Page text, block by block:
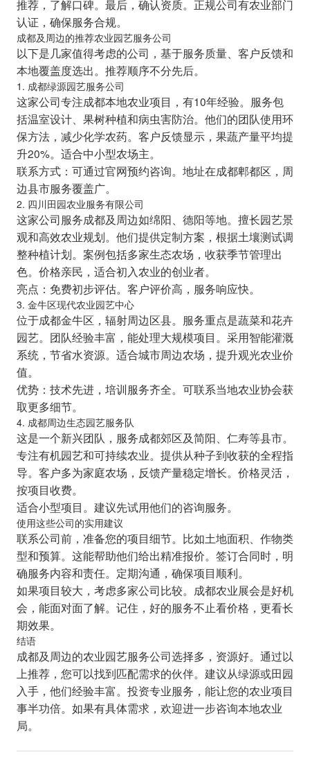
推荐，了解口碑。最后，确认资质。正规公司有农业部门
认证，确保服务合规。
成都及周边的推荐农业园艺服务公司
以下是几家值得考虑的公司，基于服务质量、客户反馈和
本地覆盖度选出。推荐顺序不分先后。
1. 成都绿源园艺服务公司
这家公司专注成都本地农业项目，有10年经验。服务包
括温室设计、果树种植和病虫害防治。他们的团队使用环
保方法，减少化学农药。客户反馈显示，果蔬产量平均提
升20%。适合中小型农场主。
联系方式：可通过官网预约咨询。地址在成都郫都区，周
边县市服务覆盖广。
2. 四川田园农业服务有限公司
这家公司服务成都及周边如绵阳、德阳等地。擅长园艺景
观和高效农业规划。他们提供定制方案，根据土壤测试调
整种植计划。案例包括多家生态农场，收获季节管理出
色。价格亲民，适合初入农业的创业者。
亮点：免费初步评估。客户评价高，服务响应快。
3. 金牛区现代农业园艺中心
位于成都金牛区，辐射周边区县。服务重点是蔬菜和花卉
园艺。团队经验丰富，能处理大规模项目。采用智能灌溉
系统，节省水资源。适合城市周边农场，提升观光农业价
值。
优势：技术先进，培训服务齐全。可联系当地农业协会获
取更多细节。
4. 成都周边生态园艺服务队
这是一个新兴团队，服务成都郊区及简阳、仁寿等县市。
专注有机园艺和可持续农业。提供从种子到收获的全程指
导。客户多为家庭农场，反馈产量稳定增长。价格灵活，
按项目收费。
适合小型项目。建议先试用他们的咨询服务。
使用这些公司的实用建议
联系公司前，准备您的项目细节。比如土地面积、作物类
型和预算。这能帮助他们给出精准报价。签订合同时，明
确服务内容和责任。定期沟通，确保项目顺利。
如果项目较大，考虑多家公司比较。成都农业展会是好机
会，能面对面了解。记住，好的服务不止看价格，更看长
期效果。
结语
成都及周边的农业园艺服务公司选择多，资源好。通过以
上推荐，您可以找到匹配需求的伙伴。建议从绿源或田园
入手，他们经验丰富。投资专业服务，能让您的农业项目
事半功倍。如果有具体需求，欢迎进一步咨询本地农业
局。